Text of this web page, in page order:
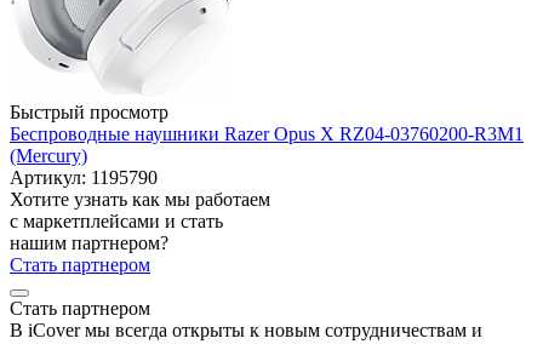
Быстрый просмотр
Беспроводные наушники Razer Opus X RZ04-03760200-R3M1
(Mercury)
Артикул: 1195790
Хотите узнать как мы работаем
с маркетплейсами и стать
нашим партнером?
Стать партнером
Стать партнером
В iCover мы всегда открыты к новым сотрудничествам и